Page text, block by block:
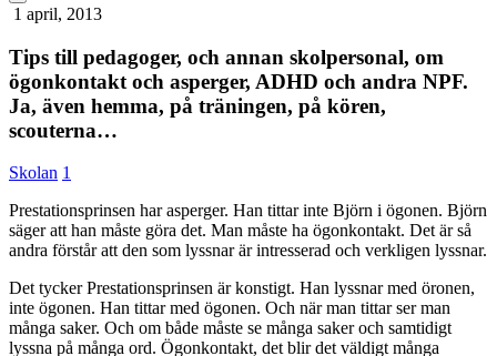
1 april, 2013
Tips till pedagoger, och annan skolpersonal, om
ögonkontakt och asperger, ADHD och andra NPF.
Ja, även hemma, på träningen, på kören,
scouterna…
Skolan 1
Prestationsprinsen har asperger. Han tittar inte Björn i ögonen. Björn
säger att han måste göra det. Man måste ha ögonkontakt. Det är så
andra förstår att den som lyssnar är intresserad och verkligen lyssnar.
Det tycker Prestationsprinsen är konstigt. Han lyssnar med öronen,
inte ögonen. Han tittar med ögonen. Och när man tittar ser man
många saker. Och om både måste se många saker och samtidigt
lyssna på många ord. Ögonkontakt, det blir det väldigt många